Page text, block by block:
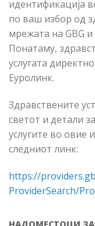
идентификација
по ваш избор од
мрежата на GBG и
Понатаму,
услугата
Еуролинк.
Здравствените
светот и детали
услугите во овие
следниот линк:
https://
ProviderSearch/